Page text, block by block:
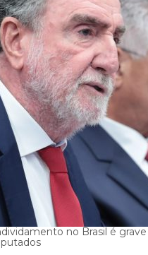
no Brasil é grave